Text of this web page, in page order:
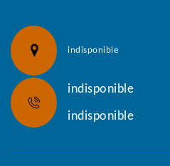
indisponible
indisponible
indisponible